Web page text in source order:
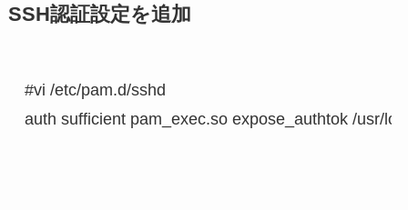
SSH認証設定を追加
#vi /etc/pam.d/sshd
auth sufficient pam_exec.so expose_authtok /usr/